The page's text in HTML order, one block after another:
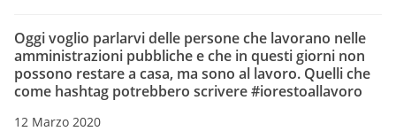
Oggi voglio parlarvi delle persone che lavorano nelle
amministrazioni pubbliche e che in questi giorni non
possono restare a casa, ma sono al lavoro. Quelli che
come hashtag potrebbero scrivere #iorestoallavoro
12 Marzo 2020